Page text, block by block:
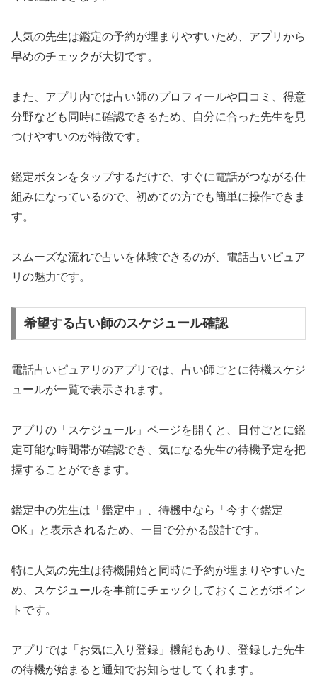
人気の先生は鑑定の予約が埋まりやすいため、アプリから
早めのチェックが大切です。
また、アプリ内では占い師のプロフィールや口コミ、得意
分野なども同時に確認できるため、自分に合った先生を見
つけやすいのが特徴です。
鑑定ボタンをタップするだけで、すぐに電話がつながる仕
組みになっているので、初めての方でも簡単に操作できま
す。
スムーズな流れで占いを体験できるのが、電話占いピュア
リの魅力です。
希望する占い師のスケジュール確認
電話占いピュアリのアプリでは、占い師ごとに待機スケジ
ュールが一覧で表示されます。
アプリの「スケジュール」ページを開くと、日付ごとに鑑
定可能な時間帯が確認でき、気になる先生の待機予定を把
握することができます。
鑑定中の先生は「鑑定中」、待機中なら「今すぐ鑑定
OK」と表示されるため、一目で分かる設計です。
特に人気の先生は待機開始と同時に予約が埋まりやすいた
め、スケジュールを事前にチェックしておくことがポイン
トです。
アプリでは「お気に入り登録」機能もあり、登録した先生
の待機が始まると通知でお知らせしてくれます。